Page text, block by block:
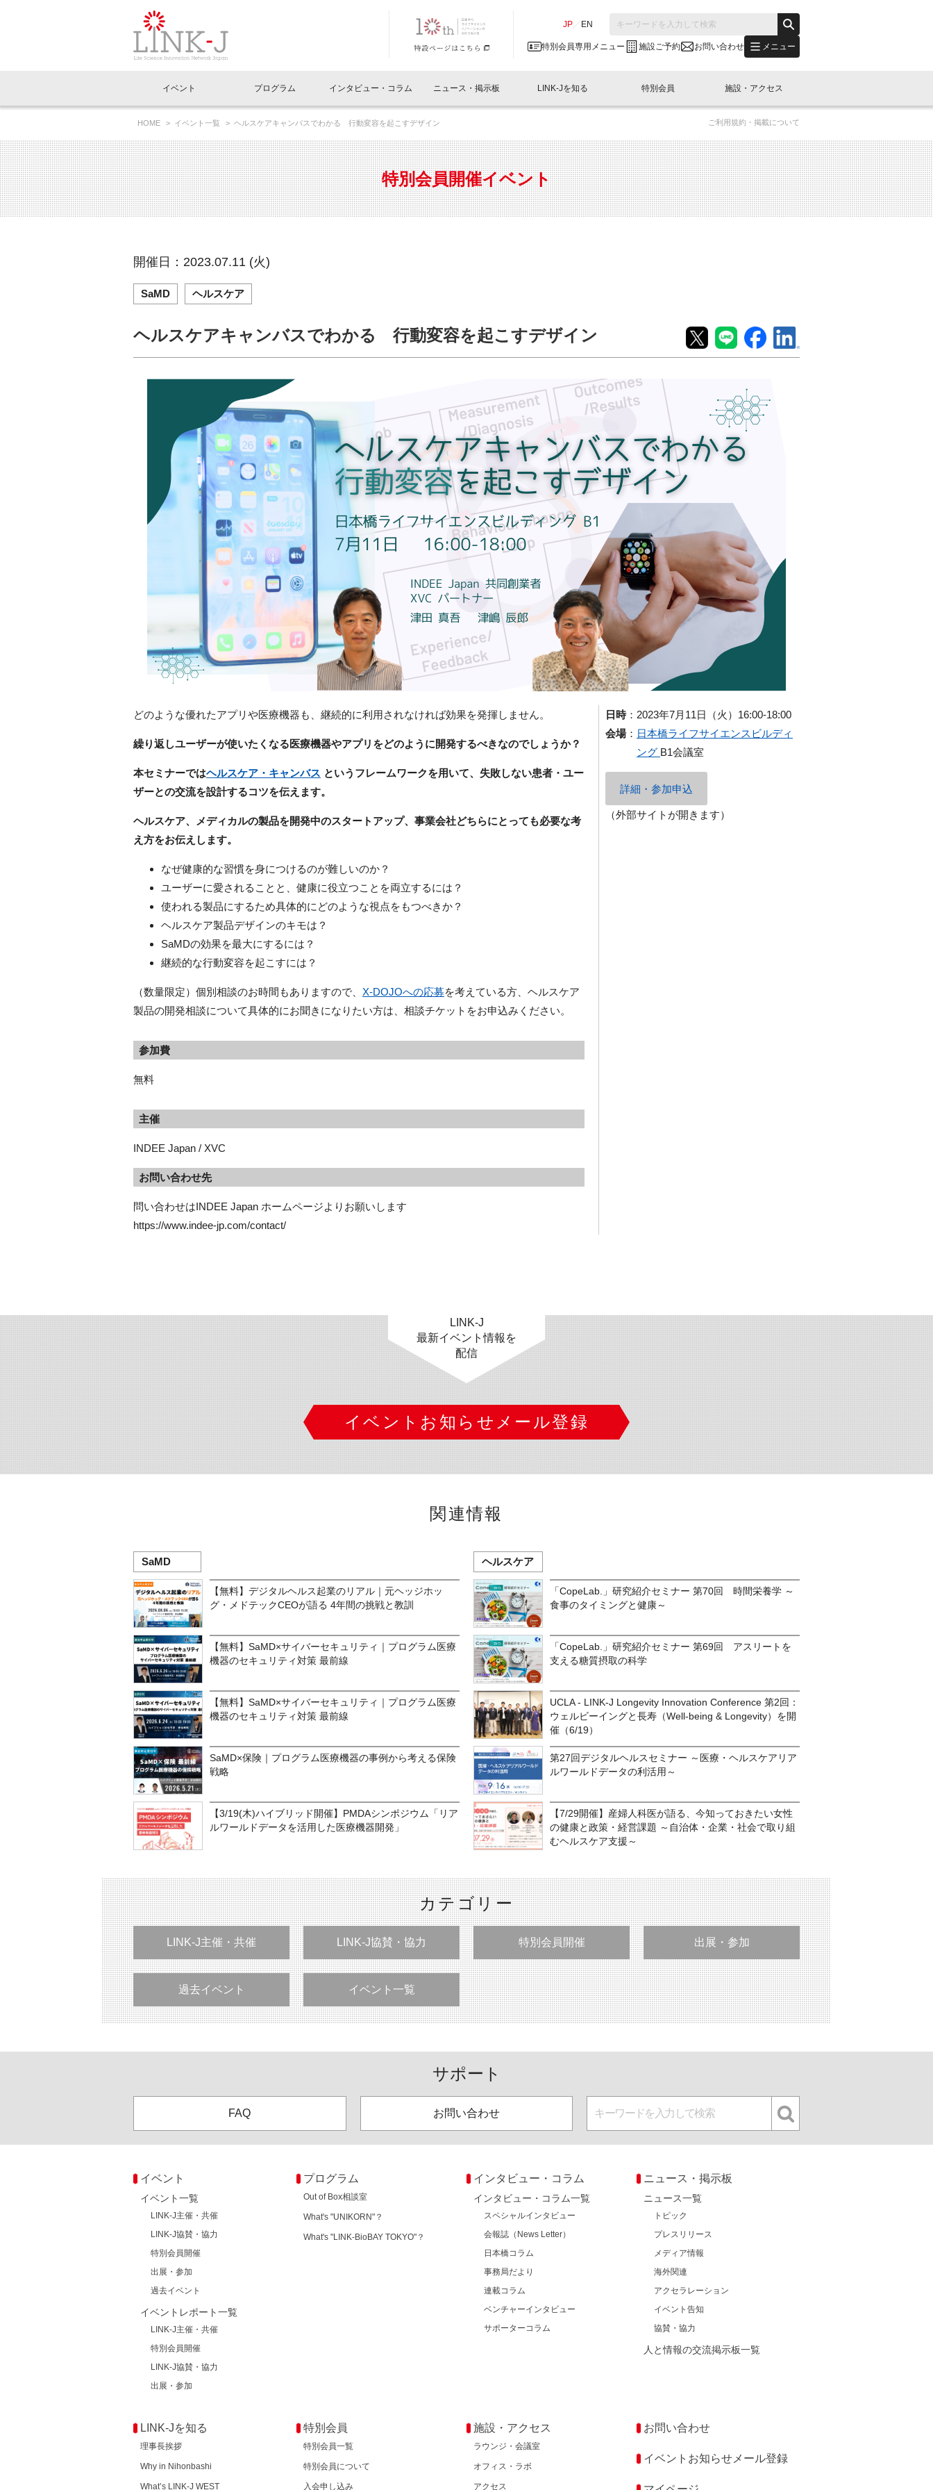
JP EN
特別会員専用メニュー 施設ご予約 お問い合わせ メニュー
イベントお知らせメール登録
閉じる
イベント
イベント一覧
LINK-J主催・共催 特別会員開催
LINK-J協賛・協力 出展・参加
イベントレポート一覧
LINK-J主催・共催 特別会員開催
LINK-J協賛・協力 出展・参加
プログラム
Out of Box相談室 What's "UNIKORN"？ What's "LINK-BioBAY TOKYO"？
インタビュー・コラム
インタビュー・コラム一覧
スペシャルインタビュー ベンチャーインタビュー 会報誌 (News Letter)
連載コラム サポーターコラム 日本橋コラム
ニュース・掲示板
ニュース一覧
トピック プレスリリース
メディア情報 海外関連
協賛・協力
人と情報の交流掲示板一覧
会員プレスリリース ニュース・事業紹介
募集 イベント
LINK-Jを知る
理事長挨拶 Why in Nihonbashi What’s LINK-J WEST
国内外連携 サポーター紹介 事業内容
組織概要 パンフレット GTB日本橋エリアについて
特別会員
特別会員一覧 特別会員について 入会申し込み
専用メニューはこちら
施設・アクセス
ラウンジ・会議室 オフィス・ラボ 施設ご予約
アクセス
HOME イベント一覧 ヘルスケアキャンバスでわかる 行動変容を起こすデザイン ご利用規約・掲載について
特別会員開催イベント
開催日：2023.07.11 (火)
SaMD ヘルスケア
ヘルスケアキャンバスでわかる 行動変容を起こすデザイン
どのような優れたアプリや医療機器も、継続的に利用されなければ効果を発揮しません。
繰り返しユーザーが使いたくなる医療機器やアプリをどのように開発するべきなのでしょうか？
本セミナーではヘルスケア・キャンバス というフレームワークを用いて、失敗しない患者・ユー
ザーとの交流を設計するコツを伝えます。
ヘルスケア、メディカルの製品を開発中のスタートアップ、事業会社どちらにとっても必要な考
え方をお伝えします。
なぜ健康的な習慣を身につけるのが難しいのか？
ユーザーに愛されることと、健康に役立つことを両立するには？
使われる製品にするため具体的にどのような視点をもつべきか？
ヘルスケア製品デザインのキモは？
SaMDの効果を最大にするには？
継続的な行動変容を起こすには？
（数量限定）個別相談のお時間もありますので、 X-DOJOへの応募を考えている方、ヘルスケア
製品の開発相談について具体的にお聞きになりたい方は、相談チケットをお申込みください。
参加費
無料
主催
INDEE Japan / XVC
お問い合わせ先
問い合わせはINDEE Japan ホームページよりお願いします
https://www.indee-jp.com/contact/
日時： 2023年7月11日（火）16:00-18:00
会場： 日本橋ライフサイエンスビルディ
ング B1会議室
詳細・参加申込
（外部サイトが開きます）
LINK-J
最新イベント情報を
配信
イベントお知らせメール登録
関連情報
SaMD
【無料】デジタルヘルス起業のリアル｜元ヘッジホッ
グ・メドテックCEOが語る 4年間の挑戦と教訓
【無料】SaMD×サイバーセキュリティ｜プログラム医療
機器のセキュリティ対策 最前線
【無料】SaMD×サイバーセキュリティ｜プログラム医療
機器のセキュリティ対策 最前線
SaMD×保険｜プログラム医療機器の事例から考える保険
戦略
【3/19(木)ハイブリッド開催】PMDAシンポジウム「リア
ルワールドデータを活用した医療機器開発」
ヘルスケア
「CopeLab.」研究紹介セミナー 第70回 時間栄養学 ～
食事のタイミングと健康～
「CopeLab.」研究紹介セミナー 第69回 アスリートを
支える糖質摂取の科学
UCLA - LINK-J Longevity Innovation Conference 第2回：
ウェルビーイングと長寿（Well-being & Longevity）を開
催（6/19）
第27回デジタルヘルスセミナー ～医療・ヘルスケアリア
ルワールドデータの利活用～
【7/29開催】産婦人科医が語る、今知っておきたい女性
の健康と政策・経営課題 ～自治体・企業・社会で取り組
むヘルスケア支援～
カテゴリー
LINK-J主催・共催 LINK-J協賛・協力 特別会員開催 出展・参加
過去イベント イベント一覧
サポート
FAQ お問い合わせ
イベント
イベント一覧
LINK-J主催・共催
LINK-J協賛・協力
特別会員開催
出展・参加
過去イベント
イベントレポート一覧
LINK-J主催・共催
特別会員開催
LINK-J協賛・協力
出展・参加
プログラム
Out of Box相談室
What's "UNIKORN"？
What's "LINK-BioBAY TOKYO"？
インタビュー・コラム
インタビュー・コラム一覧
スペシャルインタビュー
会報誌（News Letter）
日本橋コラム
事務局だより
連載コラム
ベンチャーインタビュー
サポーターコラム
ニュース・掲示板
ニュース一覧
トピック
プレスリリース
メディア情報
海外関連
アクセラレーション
イベント告知
協賛・協力
人と情報の交流掲示板一覧
LINK-Jを知る
理事長挨拶
Why in Nihonbashi
What’s LINK-J WEST
特別会員
特別会員一覧
特別会員について
入会申し込み
施設・アクセス
ラウンジ・会議室
オフィス・ラボ
アクセス
お問い合わせ
イベントお知らせメール登録